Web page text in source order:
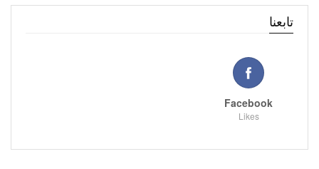
تابعنا
Facebook
Likes